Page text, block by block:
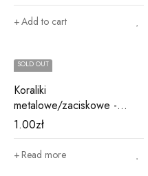
Add to cart
SOLD OUT
Koraliki
metalowe/zaciskowe -
fioletowe M12
1.00zł
Read more